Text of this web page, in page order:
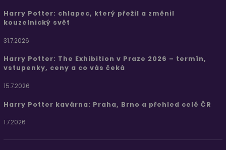
Harry Potter: chlapec, který přežil a změnil
kouzelnický svět
31.7.2026
Harry Potter: The Exhibition v Praze 2026 – termín,
vstupenky, ceny a co vás čeká
15.7.2026
Harry Potter kavárna: Praha, Brno a přehled celé ČR
1.7.2026